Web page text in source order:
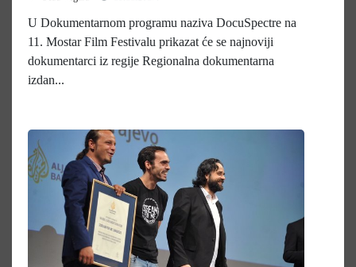
U Dokumentarnom programu naziva DocuSpectre na
11. Mostar Film Festivalu prikazat će se najnoviji
dokumentarci iz regije Regionalna dokumentarna
izdan...